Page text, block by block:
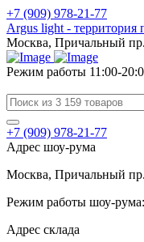
+7 (909) 978-21-77
Argus light - территория
Москва, Причальный
Режим работы 11:00-
+7 (909) 978-21-77
Адрес шоу-рума
Москва, Причальный
Режим работы шоу-
Адрес склада